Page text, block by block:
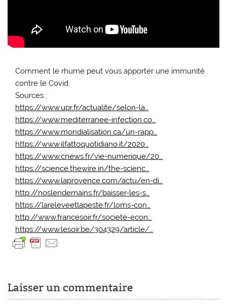
Comment le rhume peut vous apporter une immunité
contre le Covid.
Sources :
https://www.upr.fr/actualite/selon-la…
https://www.mediterranee-infection.co…
https://www.mondialisation.ca/un-rapp…
https://www.ilfattoquotidiano.it/2020…
https://www.cnews.fr/vie-numerique/20…
https://science.thewire.in/the-scienc…
https://www.laprovence.com/actu/en-di…
http://noslendemains.fr/baisser-les-s…
https://lareleveetlapeste.fr/loms-con…
http://www.francesoir.fr/societe-econ…
https://www.lesoir.be/304329/article/…
Laisser un commentaire